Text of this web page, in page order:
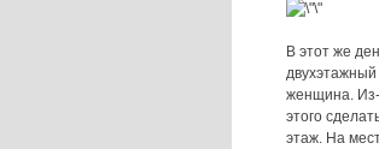
В этот же
женщина.
этого
этаж. На